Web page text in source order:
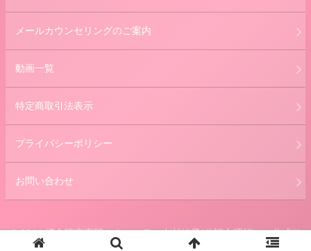
メールカウンセリングのご案内
動画一覧
特定商取引法表示
プライバシーポリシー
お問い合わせ
© 2014 摂食障害専門カウンセラー中村綾子(公認心理師） 公式サ